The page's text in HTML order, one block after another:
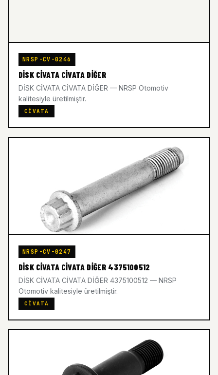
NRSP-CV-0246
DİSK CİVATA CİVATA DİĞER
DİSK CİVATA CİVATA DİĞER — NRSP Otomotiv
kalitesiyle üretilmiştir.
CIVATA
NRSP-CV-0247
DİSK CİVATA CİVATA DİĞER 4375100512
DİSK CİVATA CİVATA DİĞER 4375100512 — NRSP
Otomotiv kalitesiyle üretilmiştir.
CIVATA